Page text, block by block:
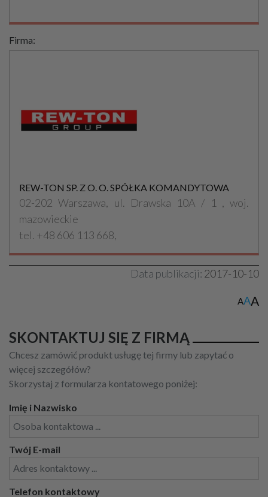
Firma:
REW-TON SP. Z O. O. SPÓŁKA KOMANDYTOWA
02-202 Warszawa, ul. Drawska 10A / 1 , woj.
mazowieckie
tel. +48 606 113 668,
Data publikacji: 2017-10-10
AAA
SKONTAKTUJ SIĘ Z FIRMĄ
Chcesz zamówić produkt usługę tej firmy lub zapytać o
więcej szczegółów?
Skorzystaj z formularza kontatowego poniżej:
Imię i Nazwisko
Twój E-mail
Telefon kontaktowy